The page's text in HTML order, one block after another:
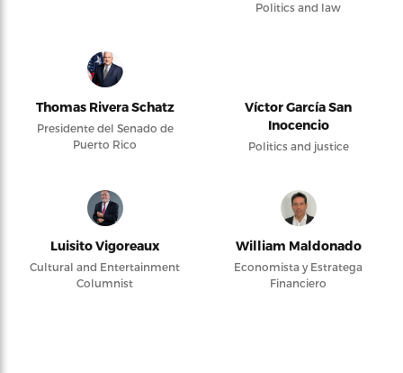
Politics and law
Thomas Rivera Schatz
Presidente del Senado de
Puerto Rico
Víctor García San
Inocencio
Politics and justice
Luisito Vigoreaux
Cultural and Entertainment
Columnist
William Maldonado
Economista y Estratega
Financiero